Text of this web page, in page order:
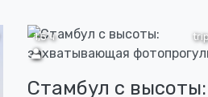
1,5 ч
Стамбул с высоты: